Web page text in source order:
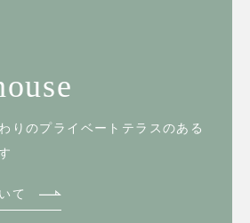
りのプライベートテラスのある
て